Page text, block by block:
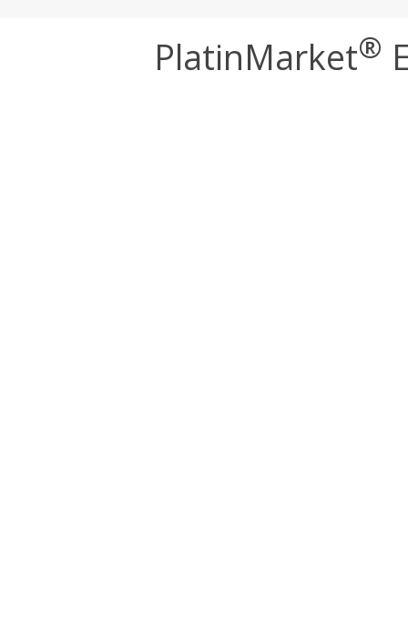
PlatinMarket®